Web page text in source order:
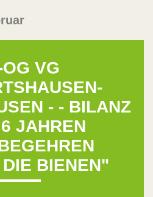
VG
- - BILANZ
JAHREN
BIENEN"